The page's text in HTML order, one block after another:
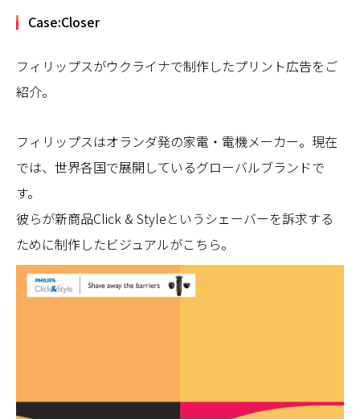
Case:Closer
フィリップスがウクライナで制作したプリント広告をご
紹介。
フィリップスはオランダ発の家電・電機メーカー。現在
では、世界各国で展開しているグローバルブランドで
す。
彼らが新商品Click & Styleというシェーバーを訴求する
ために制作したビジュアルがこちら。